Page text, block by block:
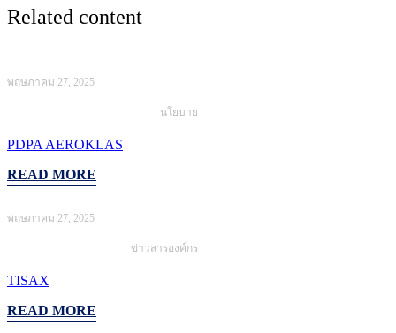
Related content
พฤษภาคม 27, 2025
นโยบาย
PDPA AEROKLAS
READ MORE
พฤษภาคม 27, 2025
ข่าวสารองค์กร
TISAX
READ MORE